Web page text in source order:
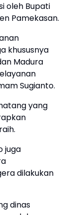
oleh Bupati
Pamekasan.
khususnya
Madura
Sugianto.
yang
juga
dilakukan
dinas